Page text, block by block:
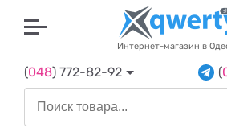
Интернет-магазин в
(048) 772-82-92 (